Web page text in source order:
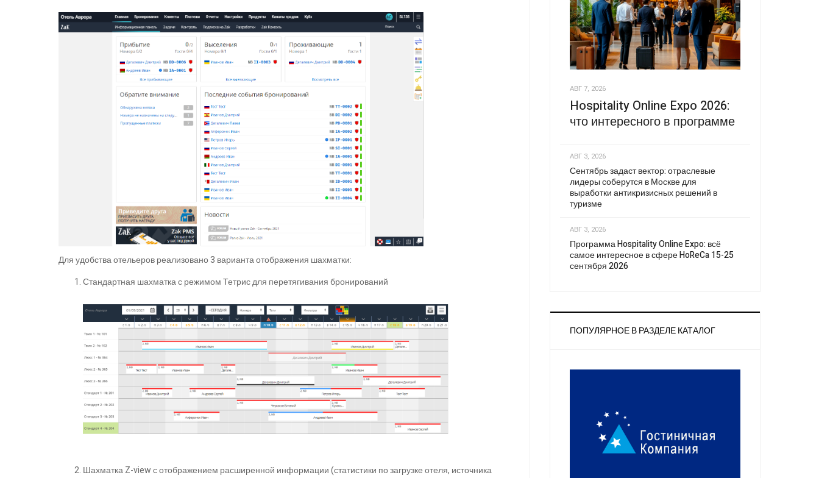
Для удобства отельеров реализовано 3 варианта отображения шахматки:
Стандартная шахматка с режимом Тетрис для перетягивания бронирований
Шахматка Z-view с отображением расширенной информации (статистики по загрузке отеля, источника
АВГ 7, 2026
Hospitality Online Expo 2026:
что интересного в программе
АВГ 3, 2026
Сентябрь задаст вектор: отраслевые
лидеры соберутся в Москве для
выработки антикризисных решений в
туризме
АВГ 3, 2026
Программа Hospitality Online Expo: всё
самое интересное в сфере HoReCa 15-25
сентября 2026
ПОПУЛЯРНОЕ В РАЗДЕЛЕ КАТАЛОГ